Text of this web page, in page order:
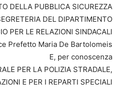
DELLA PUBBLICA SICUREZZA
DEL DIPARTIMENTO
PER LE RELAZIONI SINDACALI
Prefetto Maria De Bartolomeis
E, per conoscenza
PER LA POLIZIA STRADALE,
E PER I REPARTI SPECIALI